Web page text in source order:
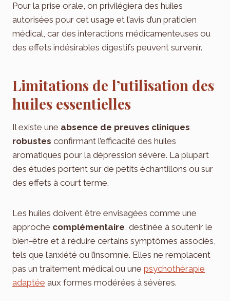
Pour la prise orale, on privilégiera des huiles
autorisées pour cet usage et l’avis d’un praticien
médical, car des interactions médicamenteuses ou
des effets indésirables digestifs peuvent survenir.
Limitations de l’utilisation des
huiles essentielles
Il existe une absence de preuves cliniques
robustes confirmant l’efficacité des huiles
aromatiques pour la dépression sévère. La plupart
des études portent sur de petits échantillons ou sur
des effets à court terme.
Les huiles doivent être envisagées comme une
approche complémentaire, destinée à soutenir le
bien-être et à réduire certains symptômes associés,
tels que l’anxiété ou l’insomnie. Elles ne remplacent
pas un traitement médical ou une psychothérapie
adaptée aux formes modérées à sévères.